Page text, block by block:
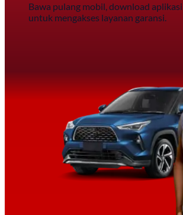
Bawa pulang mobil, download
untuk mengakses layanan garansi.